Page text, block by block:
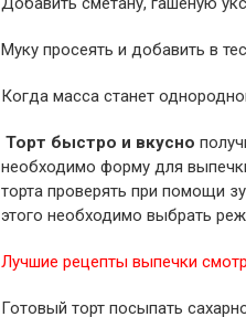
Муку просеять и добавить в
Когда масса станет
Торт быстро и вкусно
необходимо форму для
торта проверять при помощи
этого необходимо выбрать
Лучшие рецепты выпечки
Готовый торт посыпать